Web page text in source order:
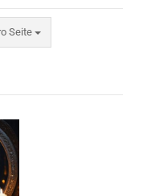
Seite